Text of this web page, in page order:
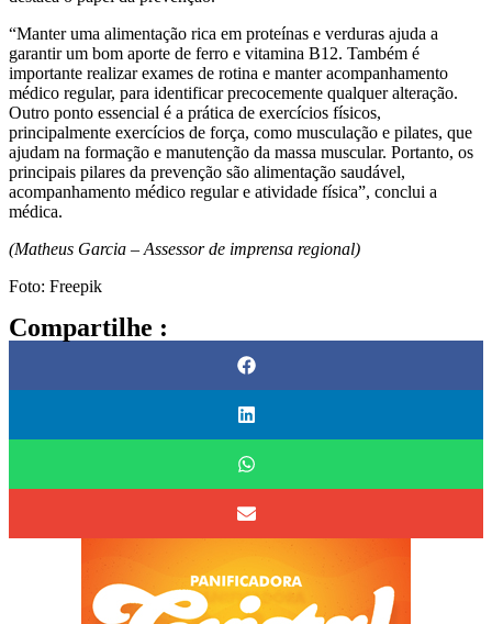
“Manter uma alimentação rica em proteínas e verduras ajuda a
garantir um bom aporte de ferro e vitamina B12. Também é
importante realizar exames de rotina e manter acompanhamento
médico regular, para identificar precocemente qualquer alteração.
Outro ponto essencial é a prática de exercícios físicos,
principalmente exercícios de força, como musculação e pilates, que
ajudam na formação e manutenção da massa muscular. Portanto, os
principais pilares da prevenção são alimentação saudável,
acompanhamento médico regular e atividade física”, conclui a
médica.
(Matheus Garcia – Assessor de imprensa regional)
Foto: Freepik
Compartilhe :